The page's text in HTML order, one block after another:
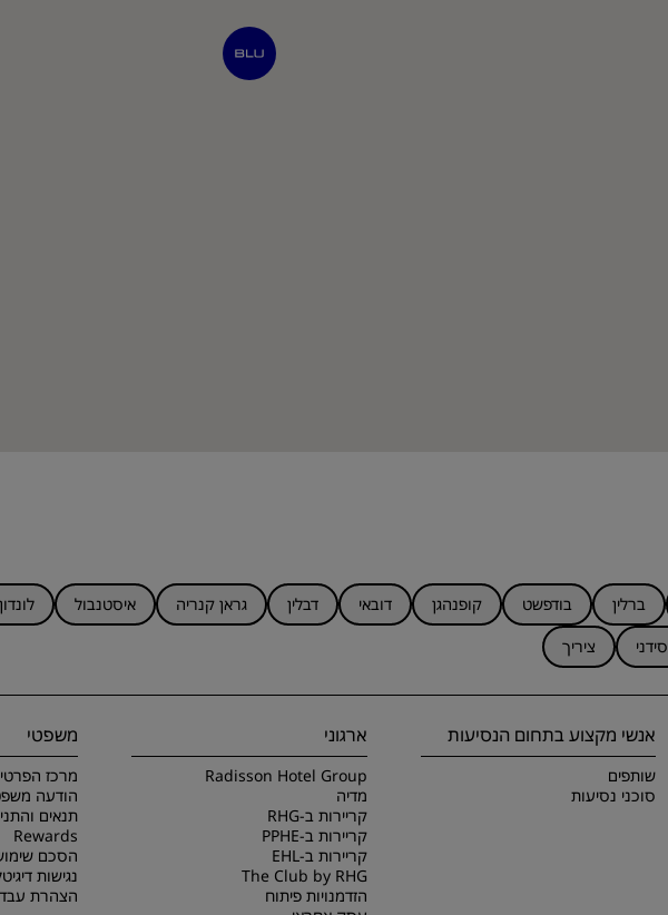
ברלין בודפשט קופנהגן דובאי דבלין גראן קנריה איסטנבול לונדון
סידני ציריך
אנשי מקצוע בתחום הנסיעות
שותפים
סוכני נסיעות
ארגוני
Radisson Hotel Group
מדיה
קריירות ב-RHG
קריירות ב-PPHE
קריירות ב-EHL
The Club by RHG
הזדמנויות פיתוח
משפטי
מרכז
הודעה
Rewards
הסכם
נגישות
הצהרת